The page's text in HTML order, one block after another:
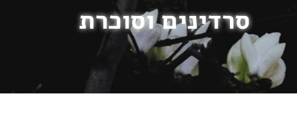
סרדינים וסוכרת